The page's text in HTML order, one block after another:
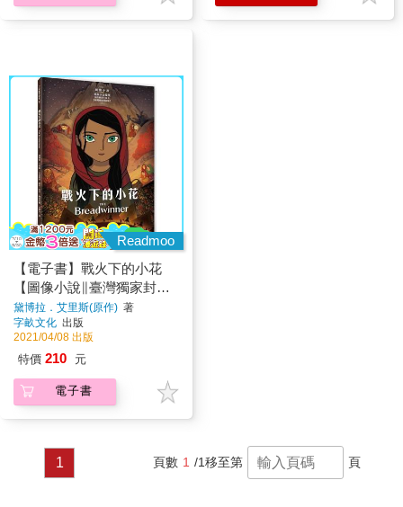
Readmoo
【電子書】戰火下的小花
【圖像小說∥臺灣獨家封面
版】
黛博拉．艾里斯(原作) 著
字畝文化 出版
2021/04/08 出版
特價 210 元
電子書
1 頁數 1 /1移至第 頁